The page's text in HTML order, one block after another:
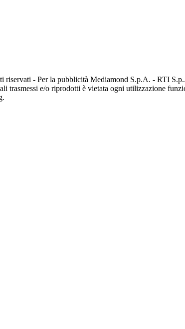
- Per la pubblicità Mediamond S.p.A. - RTI
trasmessi e/o riprodotti è vietata ogni utilizzazione